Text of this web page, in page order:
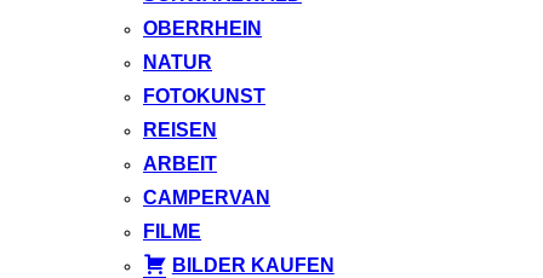
OBERRHEIN
NATUR
FOTOKUNST
REISEN
ARBEIT
CAMPERVAN
FILME
BILDER KAUFEN